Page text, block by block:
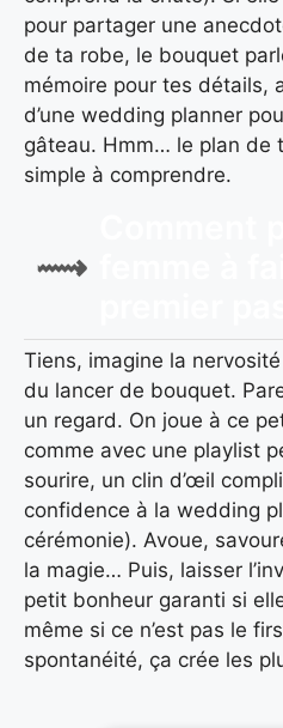
pour partager une
de ta robe, le bouquet
mémoire pour tes détails,
d’une wedding planner
gâteau. Hmm… le plan de
simple à comprendre.
Tiens, imagine la
du lancer de bouquet.
un regard. On joue à ce
comme avec une playlist
sourire, un clin d’œil
confidence à la wedding
cérémonie). Avoue,
la magie… Puis, laisser
petit bonheur garanti si
même si ce n’est pas le
spontanéité, ça crée les